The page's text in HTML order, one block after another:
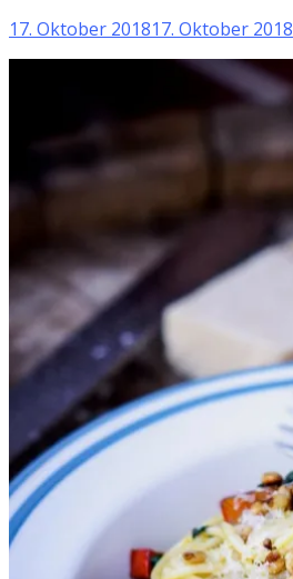
17. Oktober 201817. Oktober 2018